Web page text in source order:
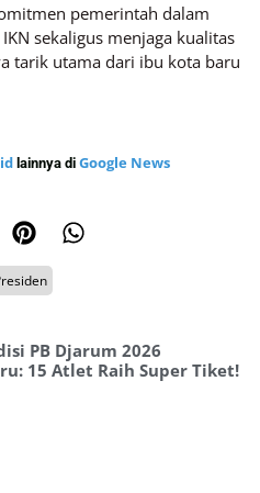
pemerintah dalam
sekaligus menjaga kualitas
tarik utama dari ibu kota baru
lainnya di Google News
PB Djarum 2026
15 Atlet Raih Super Tiket!